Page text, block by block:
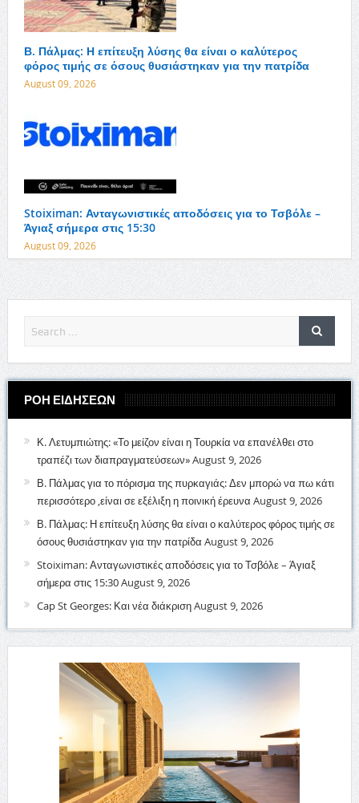
Β. Πάλμας: Η επίτευξη λύσης θα είναι ο καλύτερος
φόρος τιμής σε όσους θυσιάστηκαν για την πατρίδα
August 09, 2026
Stoiximan: Ανταγωνιστικές αποδόσεις για το Τσβόλε –
Άγιαξ σήμερα στις 15:30
August 09, 2026
ΡΟΗ ΕΙΔΗΣΕΩΝ
Κ. Λετυμπιώτης: «Το μείζον είναι η Τουρκία να επανέλθει στο
τραπέζι των διαπραγματεύσεων»August 9, 2026
Β. Πάλμας για το πόρισμα της πυρκαγιάς: Δεν μπορώ να πω κάτι
περισσότερο ,είναι σε εξέλιξη η ποινική έρευνα August 9, 2026
Β. Πάλμας: Η επίτευξη λύσης θα είναι ο καλύτερος φόρος τιμής σε
όσους θυσιάστηκαν για την πατρίδα August 9, 2026
Stoiximan: Ανταγωνιστικές αποδόσεις για το Τσβόλε – Άγιαξ
σήμερα στις 15:30August 9, 2026
Cap St Georges: Και νέα διάκρισηAugust 9, 2026